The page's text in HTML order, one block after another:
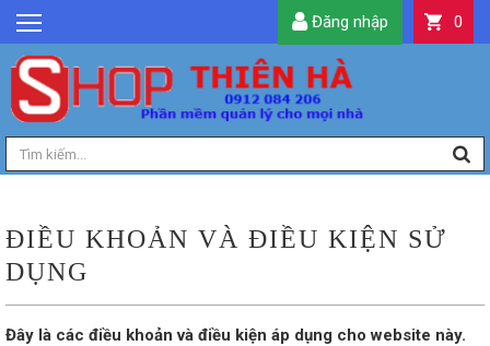
GIỚI THIỆU
TIN TỨC
SẢN PHẨM
DỊCH VỤ
TIỆN ÍCH
QUẢN LÝ
0
Đăng nhập
ĐIỀU KHOẢN VÀ ĐIỀU KIỆN SỬ
DỤNG
Đây là các điều khoản và điều kiện áp dụng cho website này.